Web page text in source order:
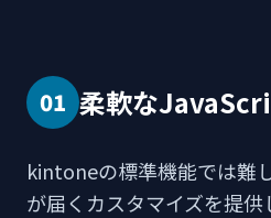
01 柔軟な
kintoneの標準機能では難
が届くカスタマイズを提